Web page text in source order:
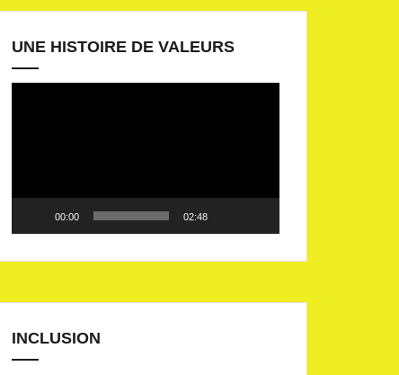
UNE HISTOIRE DE VALEURS
00:00 02:48
INCLUSION